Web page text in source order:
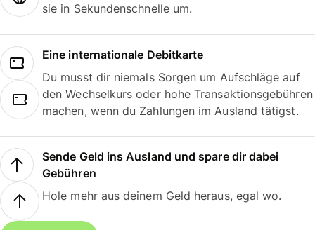
sie in Sekundenschnelle um.
Eine internationale Debitkarte
Du musst dir niemals Sorgen um Aufschläge auf
den Wechselkurs oder hohe Transaktionsgebühren
machen, wenn du Zahlungen im Ausland tätigst.
Sende Geld ins Ausland und spare dir dabei
Gebühren
Hole mehr aus deinem Geld heraus, egal wo.